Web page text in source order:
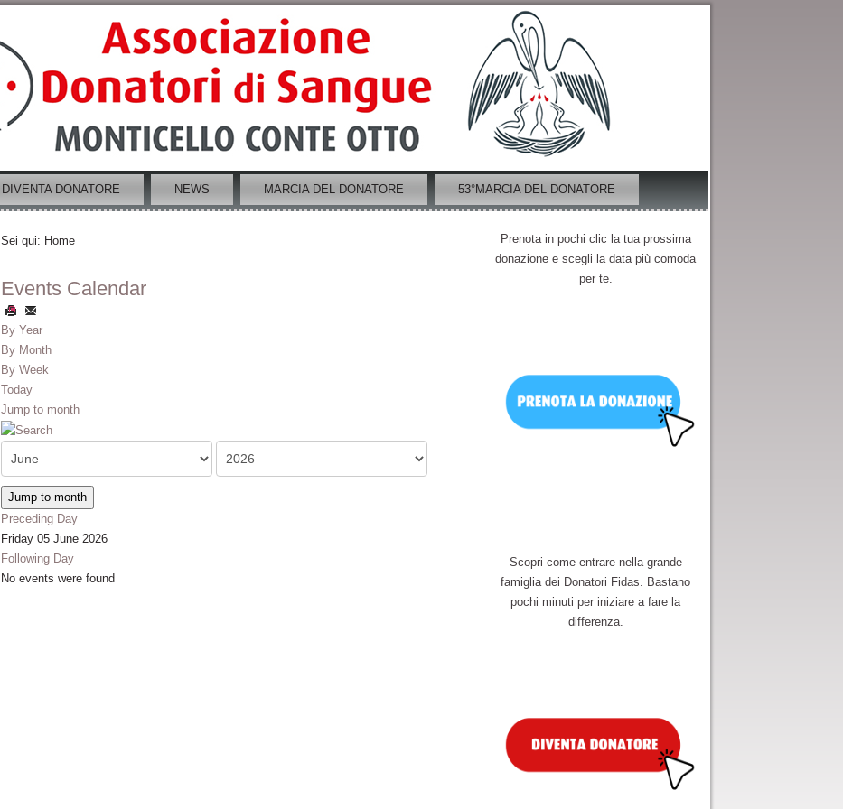
DIVENTA DONATORE NEWS MARCIA DEL DONATORE 53°MARCIA DEL DONATORE
Sei qui: Home
Events Calendar
By Year
By Month
By Week
Today
Jump to month
Jump to month
Preceding Day
Friday 05 June 2026
Following Day
No events were found
Prenota in pochi clic la tua prossima
donazione e scegli la data più comoda
per te.
Scopri come entrare nella grande
famiglia dei Donatori Fidas. Bastano
pochi minuti per iniziare a fare la
differenza.